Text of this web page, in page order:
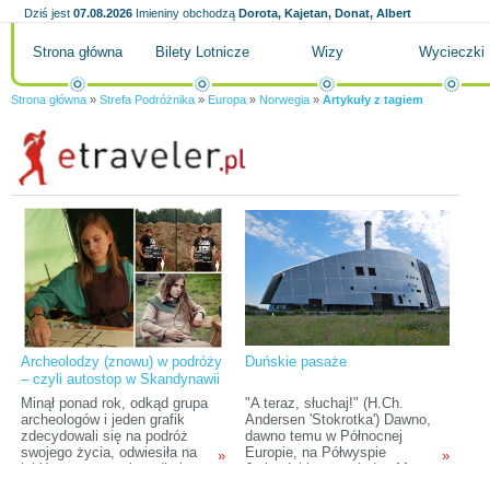
Dziś jest 07.08.2026 Imieniny obchodzą Dorota, Kajetan, Donat, Albert
Strona główna Bilety Lotnicze Wizy Wycieczki
Strona główna » Strefa Podróżnika » Europa » Norwegia » Artykuły z tagiem
Archeolodzy (znowu) w podróży
– czyli autostop w Skandynawii
tropami wikingów
Minął ponad rok, odkąd grupa
archeologów i jeden grafik
zdecydowali się na podróż
swojego życia, odwiesiła na
jakiś czas pracę i studia i
»
Duńskie pasaże
"A teraz, słuchaj!" (H.Ch.
Andersen 'Stokrotka') Dawno,
dawno temu w Północnej
Europie, na Półwyspie
Jutlandzkim, pomiędzy Morzem
»